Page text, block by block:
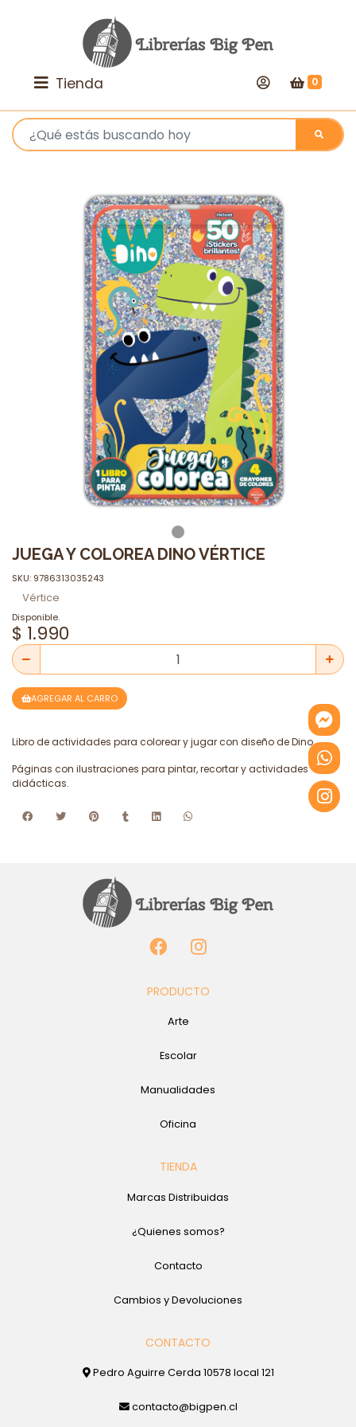
Tienda 0
JUEGA Y COLOREA DINO VÉRTICE
SKU: 9786313035243
Vértice
Disponible.
$ 1.990
AGREGAR AL CARRO
Libro de actividades para colorear y jugar con diseño de Dino.
Páginas con ilustraciones para pintar, recortar y actividades
didácticas.
PRODUCTO
Arte
Escolar
Manualidades
Oficina
TIENDA
Marcas Distribuidas
¿Quienes somos?
Contacto
Cambios y Devoluciones
CONTACTO
Pedro Aguirre Cerda 10578 local 121
contacto@bigpen.cl